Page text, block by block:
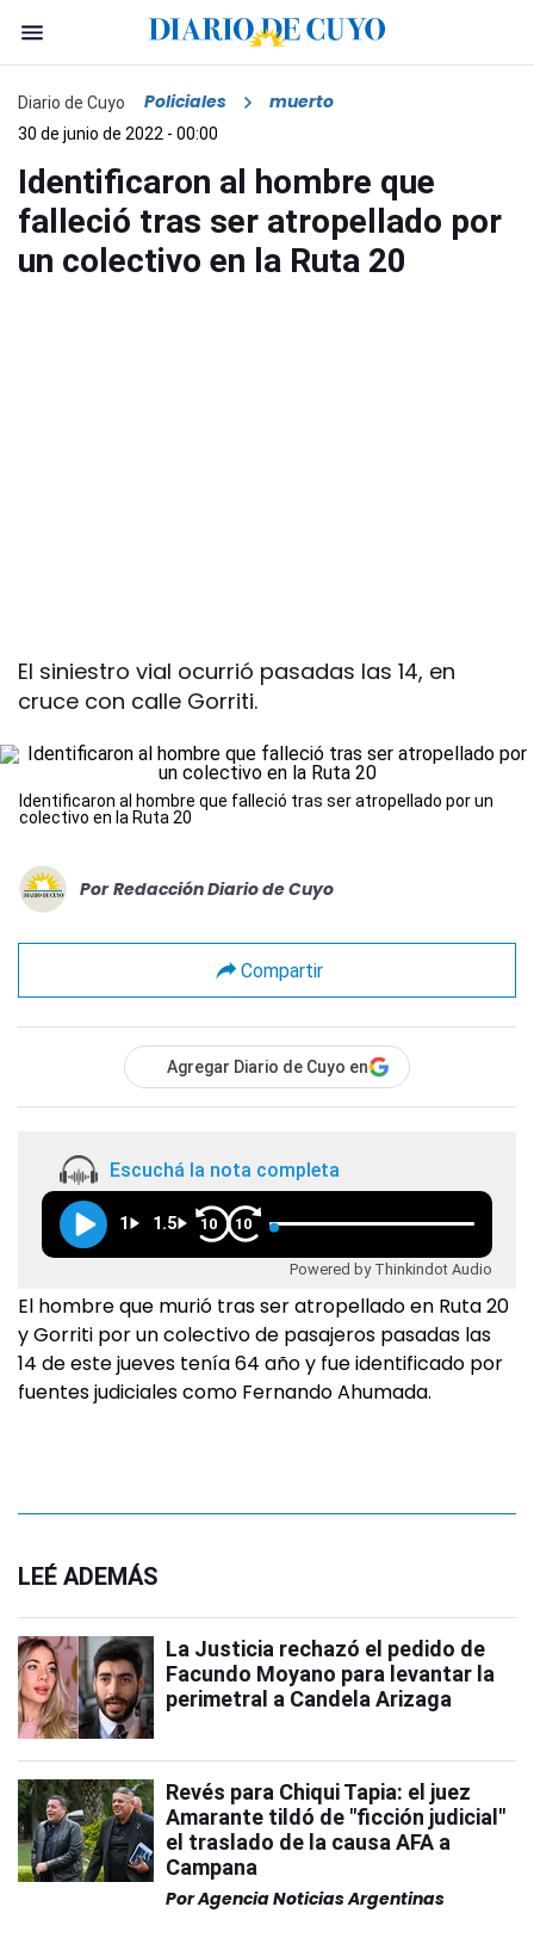
Diario de Cuyo Policiales muerto
30 de junio de 2022 - 00:00
Identificaron al hombre que
falleció tras ser atropellado por
un colectivo en la Ruta 20
El siniestro vial ocurrió pasadas las 14, en
cruce con calle Gorriti.
Identificaron al hombre que falleció tras ser atropellado por un
colectivo en la Ruta 20
Por Redacción Diario de Cuyo
Compartir
Agregar Diario de Cuyo en
Escuchá la nota completa
1 1.5 10 10
Powered by Thinkindot Audio
El hombre que murió tras ser atropellado en Ruta 20
y Gorriti por un colectivo de pasajeros pasadas las
14 de este jueves tenía 64 año y fue identificado por
fuentes judiciales como Fernando Ahumada.
LEÉ ADEMÁS
La Justicia rechazó el pedido de
Facundo Moyano para levantar la
perimetral a Candela Arizaga
Revés para Chiqui Tapia: el juez
Amarante tildó de "ficción judicial"
el traslado de la causa AFA a
Campana
PorAgencia Noticias Argentinas